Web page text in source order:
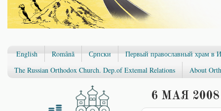
English Română Српски
Первый православный храм в
The Russian Orthodox Church. Dep.of Extemal Relations
About
6 МАЯ 2008